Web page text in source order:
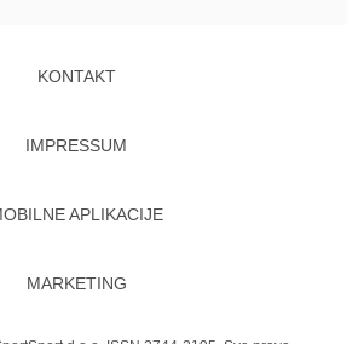
KONTAKT
IMPRESSUM
APLIKACIJE
MARKETING